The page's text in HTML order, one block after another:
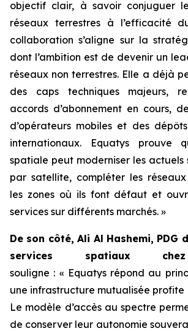
objectif clair, à savoir conjuguer
réseaux terrestres à l’efficacité
collaboration s’aligne sur la
dont l’ambition est de devenir un
réseaux non terrestres. Elle a déjà
des caps techniques majeurs,
accords d’abonnement en cours,
d’opérateurs mobiles et des
internationaux. Equatys prouve
spatiale peut moderniser les actuels
par satellite, compléter les
les zones où ils font défaut et
services sur différents marchés. »
De son côté, Ali Al Hashemi, PDG
services spatiaux
souligne : « Equatys répond au
une infrastructure mutualisée profite
Le modèle d’accès au spectre
de conserver leur autonomie